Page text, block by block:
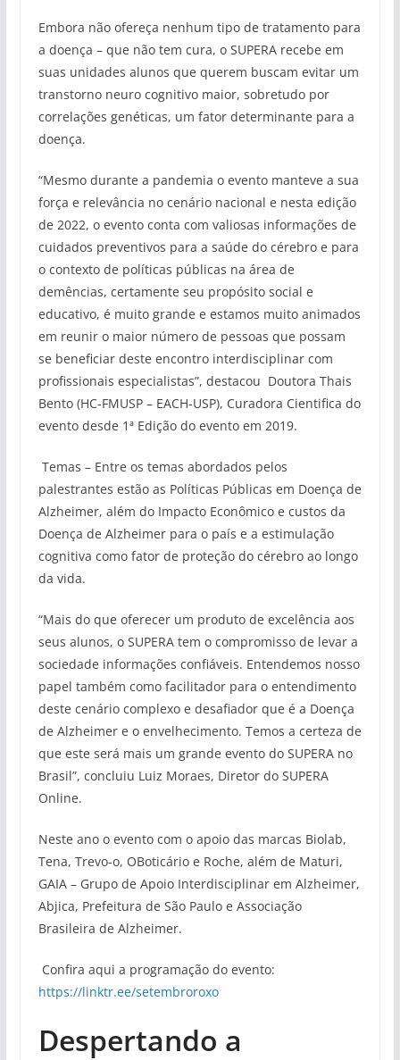
Embora não ofereça nenhum tipo de tratamento para
a doença – que não tem cura, o SUPERA recebe em
suas unidades alunos que querem buscam evitar um
transtorno neuro cognitivo maior, sobretudo por
correlações genéticas, um fator determinante para a
doença.
“Mesmo durante a pandemia o evento manteve a sua
força e relevância no cenário nacional e nesta edição
de 2022, o evento conta com valiosas informações de
cuidados preventivos para a saúde do cérebro e para
o contexto de políticas públicas na área de
demências, certamente seu propósito social e
educativo, é muito grande e estamos muito animados
em reunir o maior número de pessoas que possam
se beneficiar deste encontro interdisciplinar com
profissionais especialistas”, destacou Doutora Thais
Bento (HC-FMUSP – EACH-USP), Curadora Cientifica do
evento desde 1ª Edição do evento em 2019.
Temas – Entre os temas abordados pelos
palestrantes estão as Políticas Públicas em Doença de
Alzheimer, além do Impacto Econômico e custos da
Doença de Alzheimer para o país e a estimulação
cognitiva como fator de proteção do cérebro ao longo
da vida.
“Mais do que oferecer um produto de excelência aos
seus alunos, o SUPERA tem o compromisso de levar a
sociedade informações confiáveis. Entendemos nosso
papel também como facilitador para o entendimento
deste cenário complexo e desafiador que é a Doença
de Alzheimer e o envelhecimento. Temos a certeza de
que este será mais um grande evento do SUPERA no
Brasil”, concluiu Luiz Moraes, Diretor do SUPERA
Online.
Neste ano o evento com o apoio das marcas Biolab,
Tena, Trevo-o, OBoticário e Roche, além de Maturi,
GAIA – Grupo de Apoio Interdisciplinar em Alzheimer,
Abjica, Prefeitura de São Paulo e Associação
Brasileira de Alzheimer.
Confira aqui a programação do evento:
https://linktr.ee/setembroroxo
Despertando a